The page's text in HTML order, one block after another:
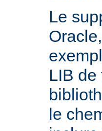
Le
LIB de
le